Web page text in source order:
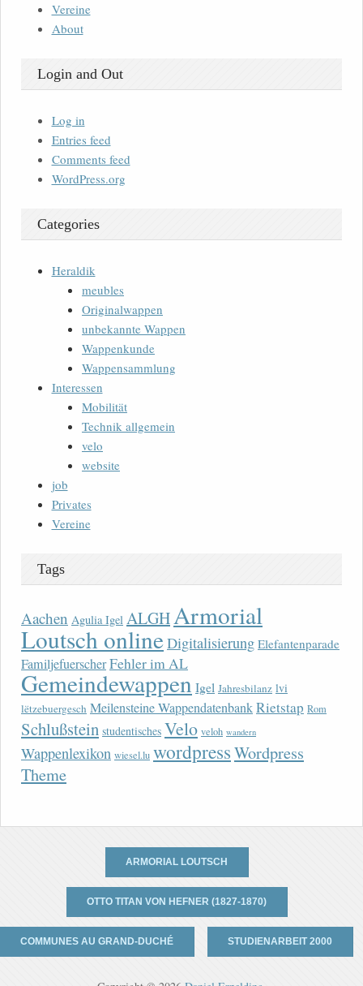
Vereine
About
Login and Out
Log in
Entries feed
Comments feed
WordPress.org
Categories
Heraldik
meubles
Originalwappen
unbekannte Wappen
Wappenkunde
Wappensammlung
Interessen
Mobilität
Technik allgemein
velo
website
job
Privates
Vereine
Tags
Aachen Agulia Igel ALGHArmorial
Loutsch onlineDigitalisierung Elefantenparade
FamiljefuerscherFehler im AL
Gemeindewappen Igel Jahresbilanz lvi
lëtzebuergesch Meilensteine WappendatenbankRietstap Rom
Schlußstein studentisches Velo veloh wandern
Wappenlexikon wiesel.lu wordpressWordpress
Theme
ARMORIAL LOUTSCH
OTTO TITAN VON HEFNER (1827-1870)
COMMUNES AU GRAND-DUCHÉ STUDIENARBEIT 2000